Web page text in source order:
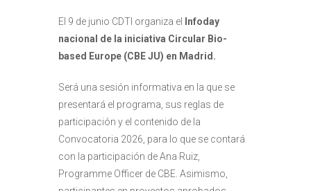
El 9 de junio CDTI organiza el
Infoday
nacional de la iniciativa Circular Bio-
based Europe (CBE JU) en Madrid.
Será una sesión informativa en la que se
presentará el programa, sus reglas de
participación y el contenido de la
Convocatoria 2026, para lo que se contará
con la participación de Ana Ruiz,
Programme Officer de CBE. Asimismo,